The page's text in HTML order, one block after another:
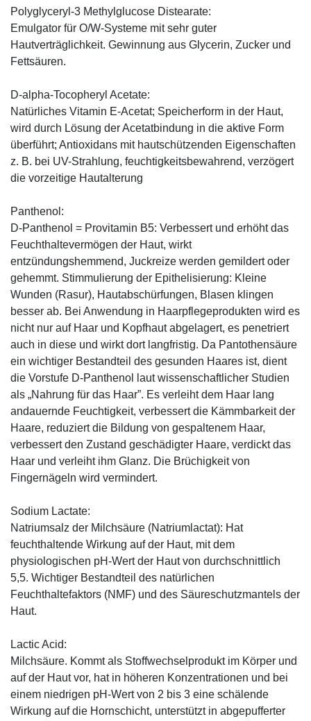
Polyglyceryl-3 Methylglucose Distearate:
Emulgator für O/W-Systeme mit sehr guter
Hautverträglichkeit. Gewinnung aus Glycerin, Zucker und
Fettsäuren.
D-alpha-Tocopheryl Acetate:
Natürliches Vitamin E-Acetat; Speicherform in der Haut,
wird durch Lösung der Acetatbindung in die aktive Form
überführt; Antioxidans mit hautschützenden Eigenschaften
z. B. bei UV-Strahlung, feuchtigkeitsbewahrend, verzögert
die vorzeitige Hautalterung
Panthenol:
D-Panthenol = Provitamin B5: Verbessert und erhöht das
Feuchthaltevermögen der Haut, wirkt
entzündungshemmend, Juckreize werden gemildert oder
gehemmt. Stimmulierung der Epithelisierung: Kleine
Wunden (Rasur), Hautabschürfungen, Blasen klingen
besser ab. Bei Anwendung in Haarpflegeprodukten wird es
nicht nur auf Haar und Kopfhaut abgelagert, es penetriert
auch in diese und wirkt dort langfristig. Da Pantothensäure
ein wichtiger Bestandteil des gesunden Haares ist, dient
die Vorstufe D-Panthenol laut wissenschaftlicher Studien
als „Nahrung für das Haar”. Es verleiht dem Haar lang
andauernde Feuchtigkeit, verbessert die Kämmbarkeit der
Haare, reduziert die Bildung von gespaltenem Haar,
verbessert den Zustand geschädigter Haare, verdickt das
Haar und verleiht ihm Glanz. Die Brüchigkeit von
Fingernägeln wird vermindert.
Sodium Lactate:
Natriumsalz der Milchsäure (Natriumlactat): Hat
feuchthaltende Wirkung auf der Haut, mit dem
physiologischen pH-Wert der Haut von durchschnittlich
5,5. Wichtiger Bestandteil des natürlichen
Feuchthaltefaktors (NMF) und des Säureschutzmantels der
Haut.
Lactic Acid:
Milchsäure. Kommt als Stoffwechselprodukt im Körper und
auf der Haut vor, hat in höheren Konzentrationen und bei
einem niedrigen pH-Wert von 2 bis 3 eine schälende
Wirkung auf die Hornschicht, unterstützt in abgepufferter